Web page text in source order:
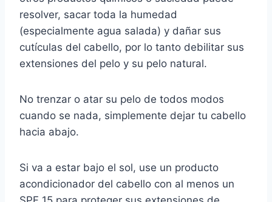
resolver, sacar toda la humedad
(especialmente agua salada) y dañar sus
cutículas del cabello, por lo tanto debilitar sus
extensiones del pelo y su pelo natural.
No trenzar o atar su pelo de todos modos
cuando se nada, simplemente dejar tu cabello
hacia abajo.
Si va a estar bajo el sol, use un producto
acondicionador del cabello con al menos un